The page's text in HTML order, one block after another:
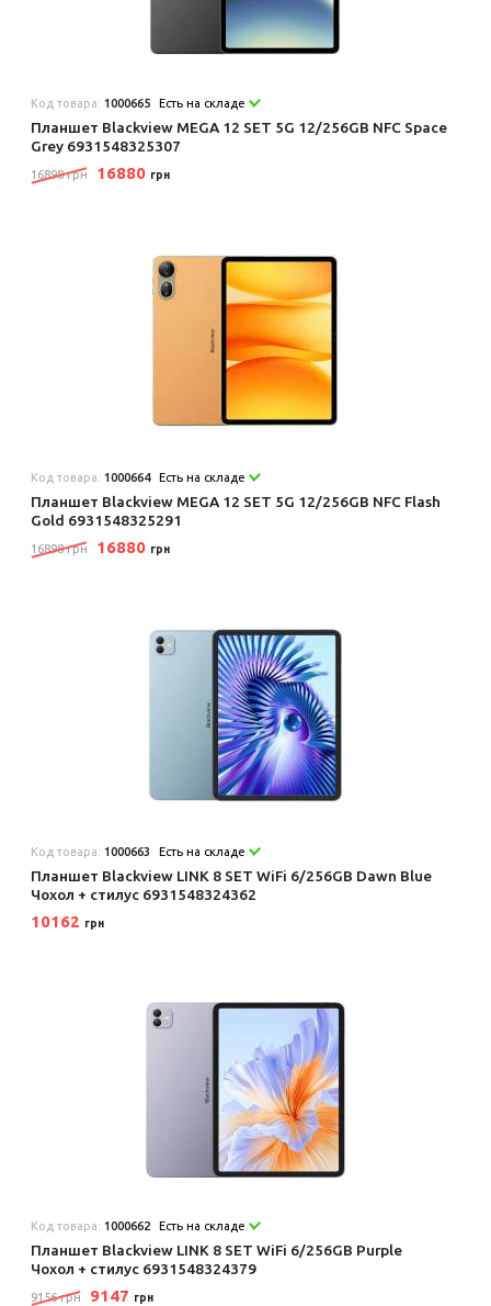
Код товара: 1000665 Есть на складе
Планшет Blackview MEGA 12 SET 5G 12/256GB NFC Space
Grey 6931548325307
16898 грн 16880 грн
Код товара: 1000664 Есть на складе
Планшет Blackview MEGA 12 SET 5G 12/256GB NFC Flash
Gold 6931548325291
16898 грн 16880 грн
Код товара: 1000663 Есть на складе
Планшет Blackview LINK 8 SET WiFi 6/256GB Dawn Blue
Чохол + стилус 6931548324362
10162 грн
Код товара: 1000662 Есть на складе
Планшет Blackview LINK 8 SET WiFi 6/256GB Purple
Чохол + стилус 6931548324379
9156 грн 9147 грн